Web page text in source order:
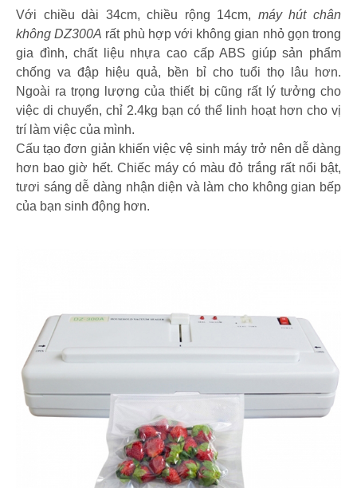
Với chiều dài 34cm, chiều rộng 14cm, máy hút chân
không DZ300A rất phù hợp với không gian nhỏ gọn trong
gia đình, chất liệu nhựa cao cấp ABS giúp sản phẩm
chống va đập hiệu quả, bền bỉ cho tuổi thọ lâu hơn.
Ngoài ra trọng lượng của thiết bị cũng rất lý tưởng cho
việc di chuyển, chỉ 2.4kg bạn có thể linh hoạt hơn cho vị
trí làm việc của mình.
Cấu tạo đơn giản khiến việc vệ sinh máy trở nên dễ dàng
hơn bao giờ hết. Chiếc máy có màu đỏ trắng rất nổi bật,
tươi sáng dễ dàng nhận diện và làm cho không gian bếp
của bạn sinh động hơn.